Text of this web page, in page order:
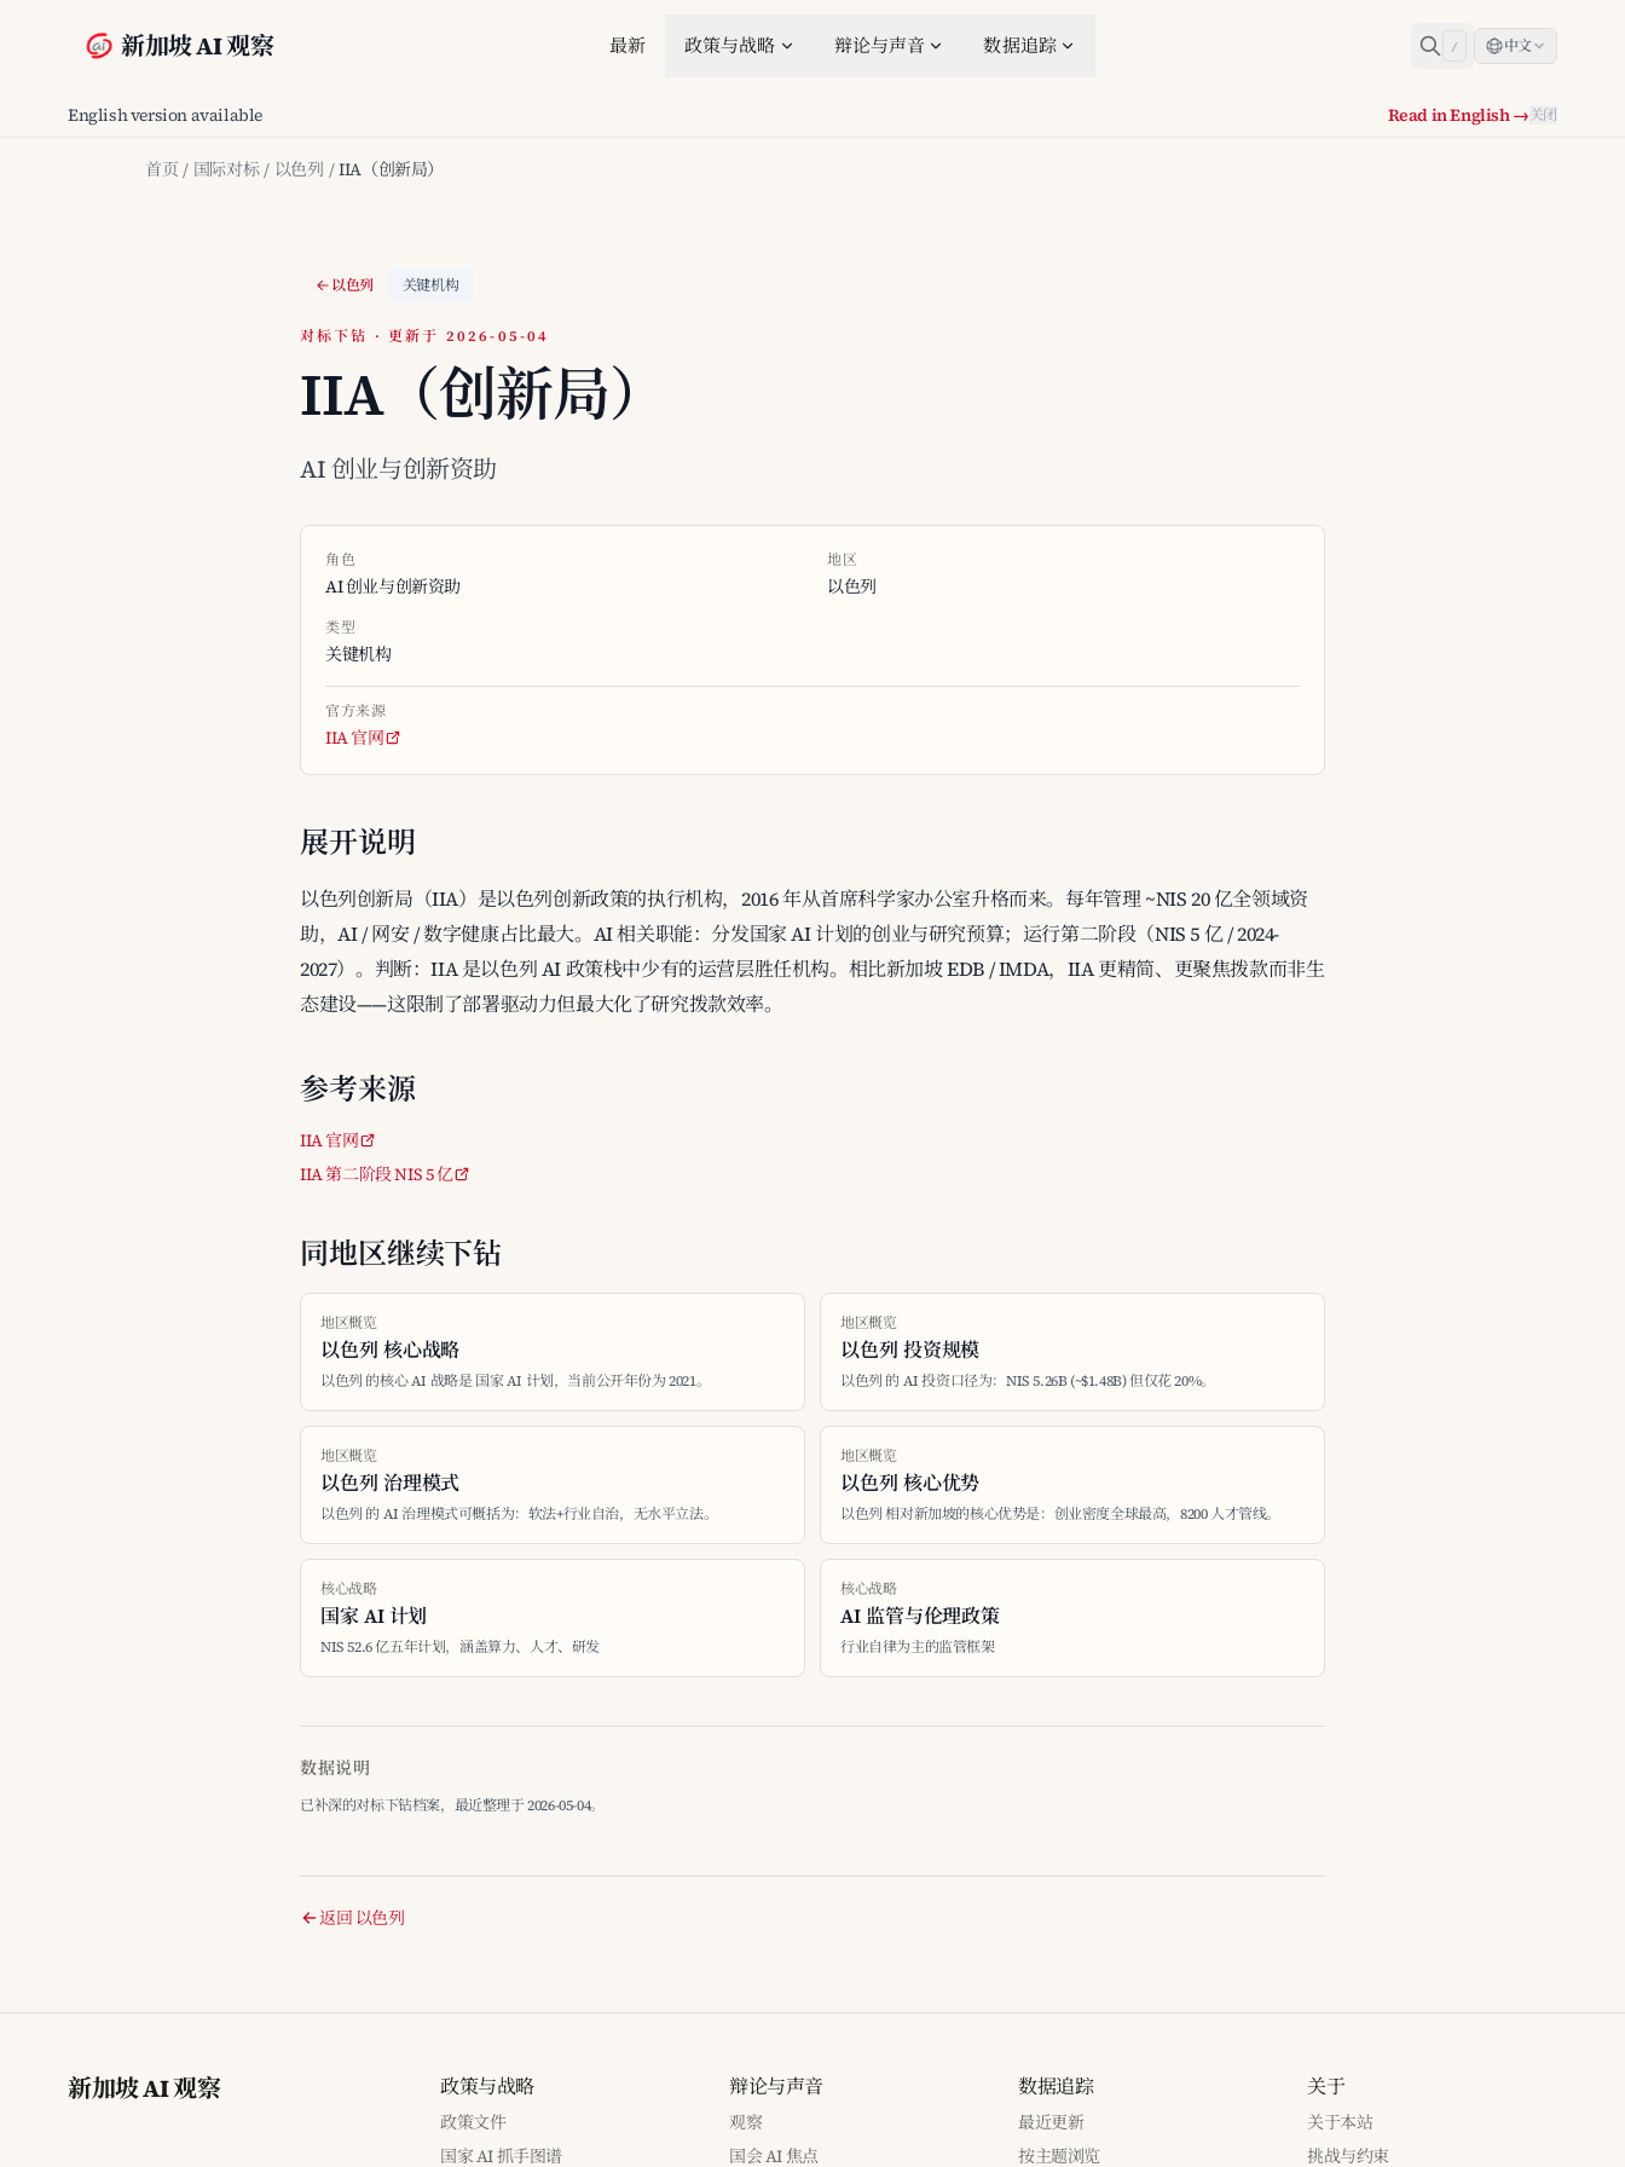
新加坡 AI 观察 最新 政策与战略 辩论与声音 数据追踪 / 中文
English version available Read in English →关闭
首页 / 国际对标 / 以色列 / IIA（创新局）
以色列 关键机构
对标下钻 · 更新于 2026-05-04
IIA（创新局）
AI 创业与创新资助
角色
AI 创业与创新资助
地区
以色列
类型
关键机构
官方来源
IIA 官网
展开说明
以色列创新局（IIA）是以色列创新政策的执行机构，2016 年从首席科学家办公室升格而来。每年管理 ~NIS 20 亿全领域资
助，AI / 网安 / 数字健康占比最大。AI 相关职能：分发国家 AI 计划的创业与研究预算；运行第二阶段（NIS 5 亿 / 2024-
2027）。判断：IIA 是以色列 AI 政策栈中少有的运营层胜任机构。相比新加坡 EDB / IMDA，IIA 更精简、更聚焦拨款而非生
态建设——这限制了部署驱动力但最大化了研究拨款效率。
参考来源
IIA 官网
IIA 第二阶段 NIS 5 亿
同地区继续下钻
地区概览
以色列 核心战略
以色列 的核心 AI 战略是 国家 AI 计划，当前公开年份为 2021。
地区概览
以色列 投资规模
以色列 的 AI 投资口径为：NIS 5.26B (~$1.48B) 但仅花 20%。
地区概览
以色列 治理模式
以色列 的 AI 治理模式可概括为：软法+行业自治，无水平立法。
地区概览
以色列 核心优势
以色列 相对新加坡的核心优势是：创业密度全球最高，8200 人才管线。
核心战略
国家 AI 计划
NIS 52.6 亿五年计划，涵盖算力、人才、研发
核心战略
AI 监管与伦理政策
行业自律为主的监管框架
数据说明
已补深的对标下钻档案，最近整理于 2026-05-04。
返回 以色列
新加坡 AI 观察 政策与战略
政策文件
国家 AI 抓手图谱
辩论与声音
观察
国会 AI 焦点
数据追踪
最近更新
按主题浏览
关于
关于本站
挑战与约束